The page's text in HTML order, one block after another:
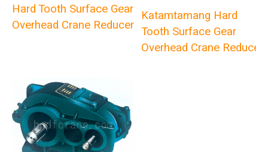
Hard Tooth Surface Gear
Overhead Crane Reducer
Katamtamang Hard
Tooth Surface Gear
Overhead Crane Reducer